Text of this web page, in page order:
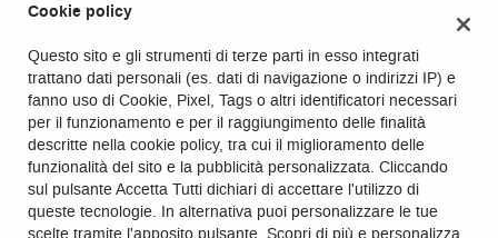
PrimAuto S.r.l.
C.F/P.IVA:03337100543
Registro delle imprese:
Perugia
REA: PG-281722
Capitale sociale: €33.500 i.v.
Cookie policy
Questo sito e gli strumenti di terze parti in esso integrati
trattano dati personali (es. dati di navigazione o indirizzi IP) e
fanno uso di Cookie, Pixel, Tags o altri identificatori necessari
per il funzionamento e per il raggiungimento delle finalità
descritte nella cookie policy, tra cui il miglioramento delle
funzionalità del sito e la pubblicità personalizzata. Cliccando
sul pulsante Accetta Tutti dichiari di accettare l'utilizzo di
queste tecnologie. In alternativa puoi personalizzare le tue